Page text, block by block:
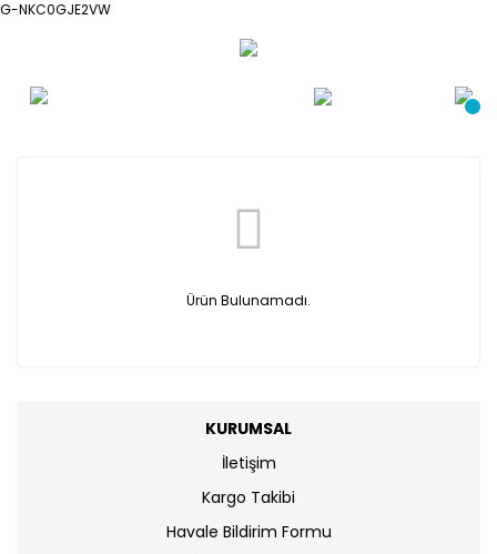
G-NKC0GJE2VW
Ürün Bulunamadı.
KURUMSAL
İletişim
Kargo Takibi
Havale Bildirim Formu